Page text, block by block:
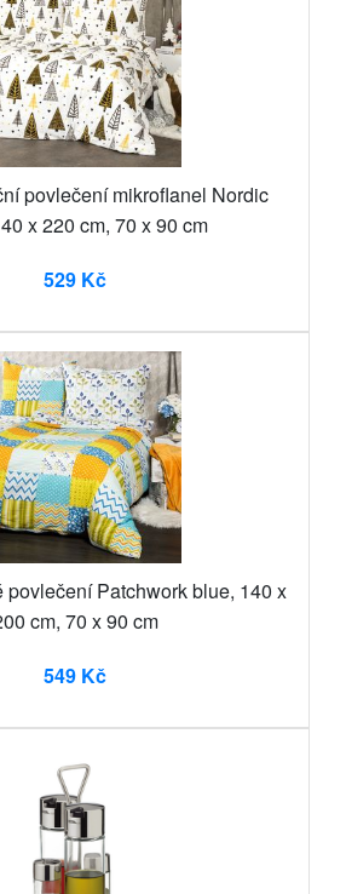
povlečení mikroflanel Nordic
x 220 cm, 70 x 90 cm
529 Kč
povlečení Patchwork blue, 140 x
cm, 70 x 90 cm
549 Kč